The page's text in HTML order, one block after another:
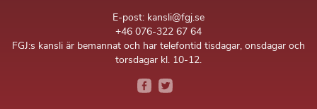
E-post: kansli@fgj.se
+46 076-322 67 64
FGJ:s kansli är bemannat och har telefontid tisdagar, onsdagar och
torsdagar kl. 10-12.